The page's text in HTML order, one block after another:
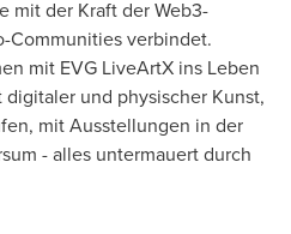
mit der Kraft der Web3-
Communities verbindet.
mit EVG LiveArtX ins Leben
und physischer Kunst,
mit Ausstellungen in der
- alles untermauert durch